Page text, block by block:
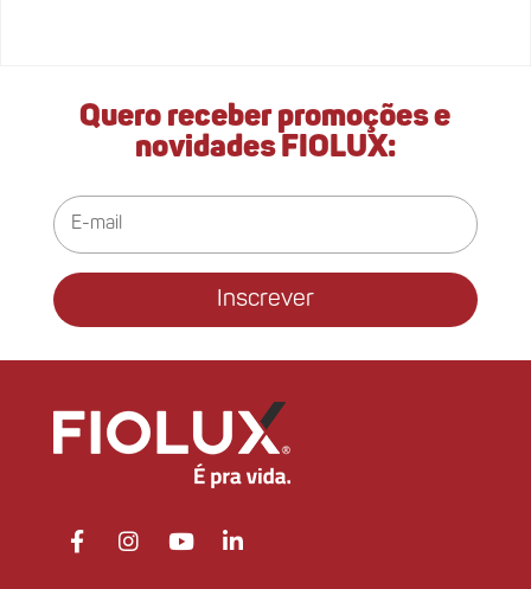
Quero receber promoções e
novidades FIOLUX:
Inscrever